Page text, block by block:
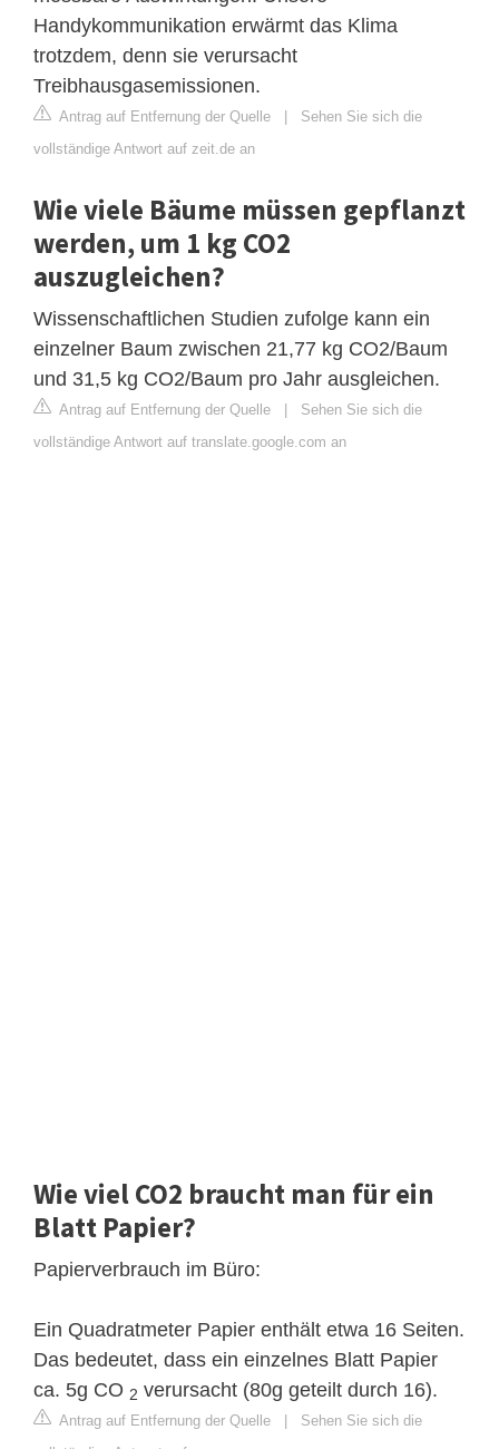
Handykommunikation erwärmt das Klima
trotzdem, denn sie verursacht
Treibhausgasemissionen.
Antrag auf Entfernung der Quelle | Sehen Sie sich die
vollständige Antwort auf zeit.de an
Wie viele Bäume müssen gepflanzt
werden, um 1 kg CO2
auszugleichen?
Wissenschaftlichen Studien zufolge kann ein
einzelner Baum zwischen 21,77 kg CO2/Baum
und 31,5 kg CO2/Baum pro Jahr ausgleichen.
Antrag auf Entfernung der Quelle | Sehen Sie sich die
vollständige Antwort auf translate.google.com an
Wie viel CO2 braucht man für ein
Blatt Papier?
Papierverbrauch im Büro:
Ein Quadratmeter Papier enthält etwa 16 Seiten.
Das bedeutet, dass ein einzelnes Blatt Papier
ca. 5g CO 2 verursacht (80g geteilt durch 16).
Antrag auf Entfernung der Quelle | Sehen Sie sich die